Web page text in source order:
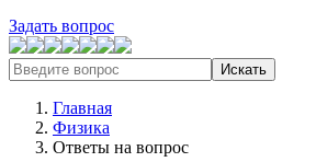
Задать вопрос
Искать
Главная
Физика
Ответы на вопрос